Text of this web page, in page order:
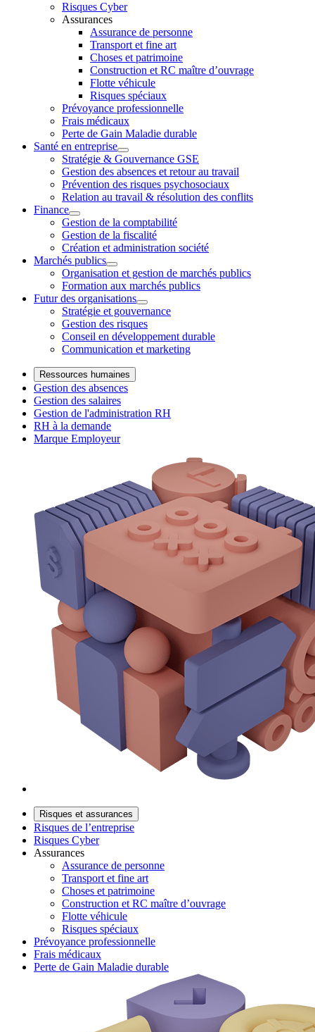
Risques Cyber
Assurances
Assurance de personne
Transport et fine art
Choses et patrimoine
Construction et RC maître d’ouvrage
Flotte véhicule
Risques spéciaux
Prévoyance professionnelle
Frais médicaux
Perte de Gain Maladie durable
Santé en entreprise
Stratégie & Gouvernance GSE
Gestion des absences et retour au travail
Prévention des risques psychosociaux
Relation au travail & résolution des conflits
Finance
Gestion de la comptabilité
Gestion de la fiscalité
Création et administration société
Marchés publics
Organisation et gestion de marchés publics
Formation aux marchés publics
Futur des organisations
Stratégie et gouvernance
Gestion des risques
Conseil en développement durable
Communication et marketing
Ressources humaines
Gestion des absences
Gestion des salaires
Gestion de l'administration RH
RH à la demande
Marque Employeur
Risques et assurances
Risques de l’entreprise
Risques Cyber
Assurances
Assurance de personne
Transport et fine art
Choses et patrimoine
Construction et RC maître d’ouvrage
Flotte véhicule
Risques spéciaux
Prévoyance professionnelle
Frais médicaux
Perte de Gain Maladie durable